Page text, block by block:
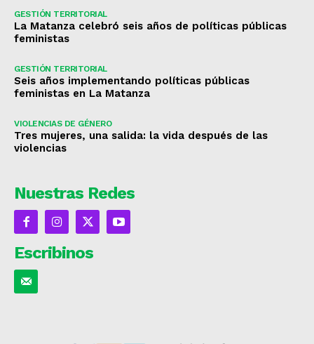
GESTIÓN TERRITORIAL
La Matanza celebró seis años de políticas públicas
feministas
GESTIÓN TERRITORIAL
Seis años implementando políticas públicas
feministas en La Matanza
VIOLENCIAS DE GÉNERO
Tres mujeres, una salida: la vida después de las
violencias
Nuestras Redes
Escribinos